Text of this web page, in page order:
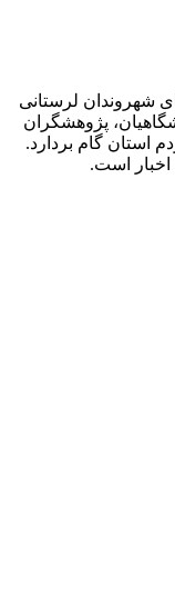
شهروندان لرستانی
پژوهشگران
استان گام بردارد.
اخبار است.